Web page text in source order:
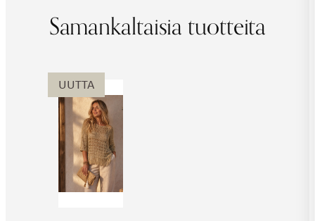
Samankaltaisia tuotteita
UUTTA